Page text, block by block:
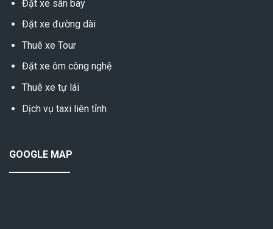
Đặt xe sân bay
Đặt xe đường dài
Thuê xe Tour
Đặt xe ôm công nghệ
Thuê xe tự lái
Dịch vụ taxi liên tỉnh
GOOGLE MAP